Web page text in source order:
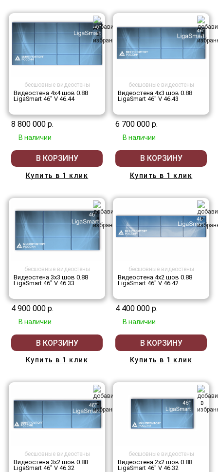
бесшовные видеостены
Видеостена 4x4 шов 0.88
LigaSmart 46" V 46.44
8 800 000 р.
В наличии
В КОРЗИНУ
Купить в 1 клик
бесшовные видеостены
Видеостена 4x3 шов 0.88
LigaSmart 46" V 46.43
6 700 000 р.
В наличии
В КОРЗИНУ
Купить в 1 клик
бесшовные видеостены
Видеостена 3x3 шов 0.88
LigaSmart 46" V 46.33
4 900 000 р.
В наличии
В КОРЗИНУ
Купить в 1 клик
бесшовные видеостены
Видеостена 4x2 шов 0.88
LigaSmart 46" V 46.42
4 400 000 р.
В наличии
В КОРЗИНУ
Купить в 1 клик
бесшовные видеостены
Видеостена 3x2 шов 0.88
LigaSmart 46" V 46.32
бесшовные видеостены
Видеостена 2x2 шов 0.88
LigaSmart 46" V 46.32